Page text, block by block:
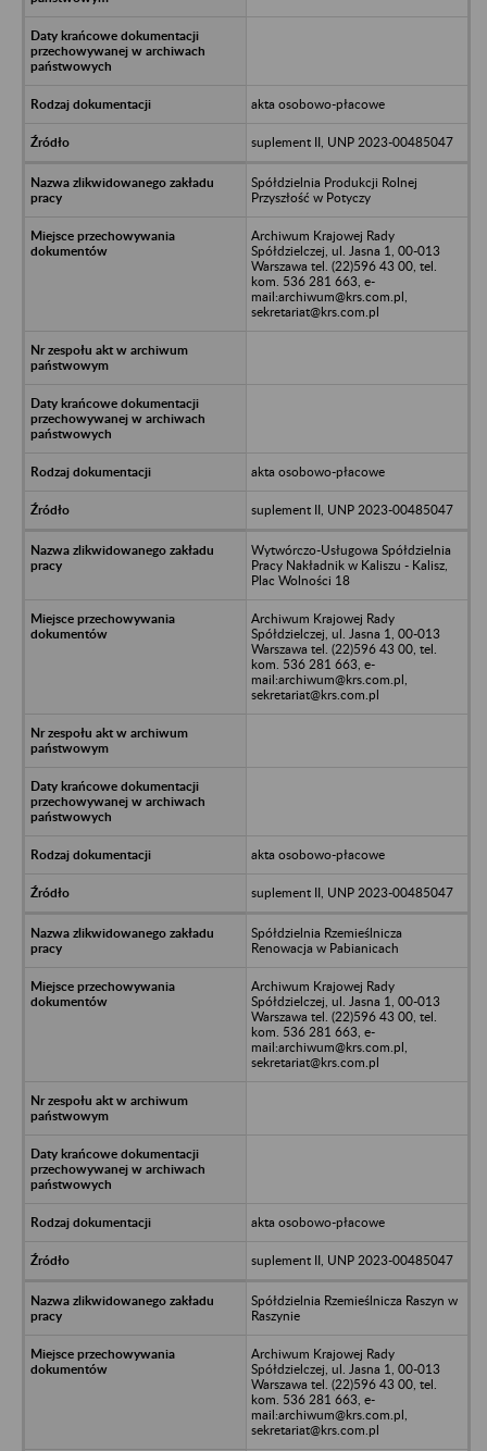
akta osobowo-płacowe
suplement II, UNP 2023-00485047
Spółdzielnia Produkcji Rolnej
Przyszłość w Potyczy
Archiwum Krajowej Rady
Spółdzielczej, ul. Jasna 1, 00-013
Warszawa tel. (22)596 43 00, tel.
kom. 536 281 663, e-
mail:archiwum@krs.com.pl,
sekretariat@krs.com.pl
akta osobowo-płacowe
suplement II, UNP 2023-00485047
Wytwórczo-Usługowa Spółdzielnia
Pracy Nakładnik w Kaliszu - Kalisz,
Plac Wolności 18
Archiwum Krajowej Rady
Spółdzielczej, ul. Jasna 1, 00-013
Warszawa tel. (22)596 43 00, tel.
kom. 536 281 663, e-
mail:archiwum@krs.com.pl,
sekretariat@krs.com.pl
akta osobowo-płacowe
suplement II, UNP 2023-00485047
Spółdzielnia Rzemieślnicza
Renowacja w Pabianicach
Archiwum Krajowej Rady
Spółdzielczej, ul. Jasna 1, 00-013
Warszawa tel. (22)596 43 00, tel.
kom. 536 281 663, e-
mail:archiwum@krs.com.pl,
sekretariat@krs.com.pl
akta osobowo-płacowe
suplement II, UNP 2023-00485047
Spółdzielnia Rzemieślnicza Raszyn w
Raszynie
Archiwum Krajowej Rady
Spółdzielczej, ul. Jasna 1, 00-013
Warszawa tel. (22)596 43 00, tel.
kom. 536 281 663, e-
mail:archiwum@krs.com.pl,
sekretariat@krs.com.pl